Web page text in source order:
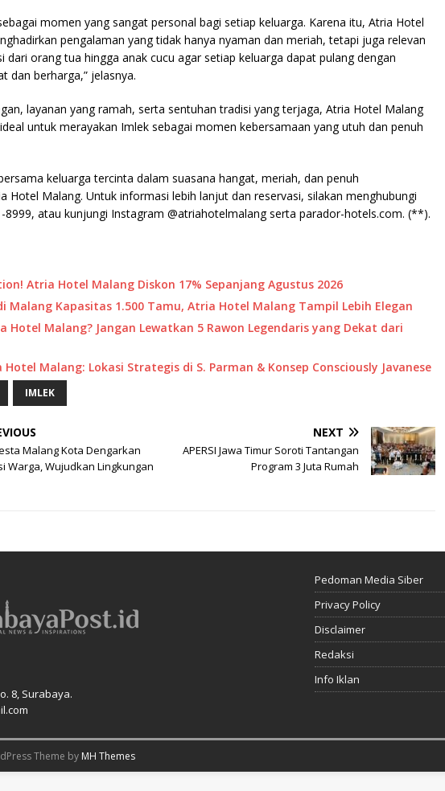
momen yang sangat personal bagi setiap keluarga. Karena itu, Atria Hotel
pengalaman yang tidak hanya nyaman dan meriah, tetapi juga relevan
dari orang tua hingga anak cucu agar setiap keluarga dapat pulang dengan
dan berharga,” jelasnya.
layanan yang ramah, serta sentuhan tradisi yang terjaga, Atria Hotel Malang
untuk merayakan Imlek sebagai momen kebersamaan yang utuh dan penuh
keluarga tercinta dalam suasana hangat, meriah, dan penuh
Hotel Malang. Untuk informasi lebih lanjut dan reservasi, silakan menghubungi
8999, atau kunjungi Instagram @atriahotelmalang serta parador-hotels.com. (**).
Atria Hotel Malang Diskon 17% Sepanjang Agustus 2026
Malang Kapasitas 1.500 Tamu, Atria Hotel Malang Tampil Lebih Elegan
Hotel Malang? Jangan Lewatkan 5 Rawon Legendaris yang Dekat dari
Malang: Lokasi Strategis di S. Parman & Konsep Consciously Javanese
IMLEK
Malang Kota Dengarkan
Warga, Wujudkan Lingkungan
NEXT
APERSI Jawa Timur Soroti Tantangan
Program 3 Juta Rumah
8, Surabaya.
Pedoman Media Siber
Privacy Policy
Disclaimer
Redaksi
Info Iklan
Theme by MH Themes